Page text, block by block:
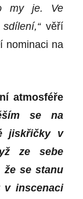
my je. Ve
věří
nominaci na
atmosféře
se na
jiskřičky v
ze sebe
že se stanu
v inscenaci